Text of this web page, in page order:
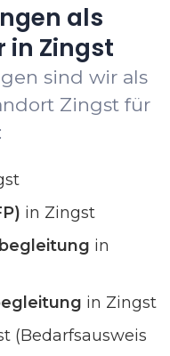
als
in Zingst
sind wir als
Zingst für
in Zingst
in
in Zingst
(Bedarfsausweis